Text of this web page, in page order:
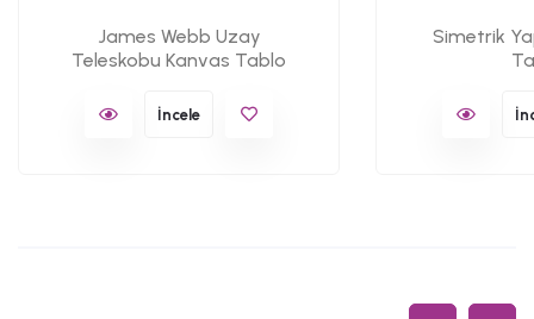
James Webb Uzay
Teleskobu Kanvas Tablo
İncele
Simetrik